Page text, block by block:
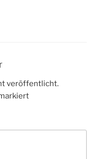
veröffentlicht.